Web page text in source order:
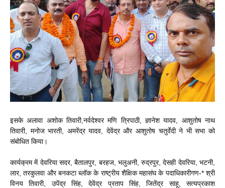
इसके अलावा अशोक तिवारी,नर्वदेश्वर मणि त्रिपाठी, ज्ञानेश यादव, आशुतोष नाथ
तिवारी, मनोज भारती, अमरेंद्र यादव, देवेंद्र और आशुतोष चतुर्वेदी ने भी सभा को
संबोधित किया।
कार्यक्रम में देवरिया सदर, बैतालपुर, बरहज, भलुअनी, रुद्रपुर, देसही देवरिया, भटनी,
लार, तरकुलवा और बनकटा ब्लॉक के राष्ट्रीय शैक्षिक महासंघ के पदाधिकारीगण-* श्री
विनय तिवारी, उपेंद्र सिंह, देवेंद्र प्रताप सिंह, जितेंद्र साहू, सत्यप्रकाश